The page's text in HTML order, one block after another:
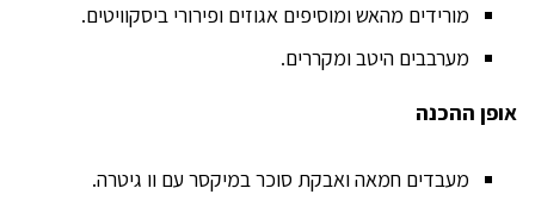
מורידים מהאש ומוסיפים אגוזים ופירורי ביסקוויטים.
מערבבים היטב ומקררים.
אופן ההכנה
מעבדים חמאה ואבקת סוכר במיקסר עם וו גיטרה.